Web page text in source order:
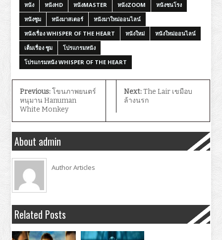
หนัง
หนังHD หนังMASTER หนังZOOM
หนังชนโรง
หนังซูม
หนังมาสเตอร์
หนังมาใหม่ออนไลน์
หนังเรื่อง WHISPER OF THE HEART
หนังใหม่
หนังใหม่ออนไลน์
เต็มเรื่อง ซูม
โปรแกรมหนัง
โปรแกรมหนัง WHISPER OF THE HEART
Previous:โขนภาพยนตร์
หนุมาน Hanuman
White Monkey
Next:The Lair เขมือบ
ล้างนรก
About admin
Author Articles
Related Posts